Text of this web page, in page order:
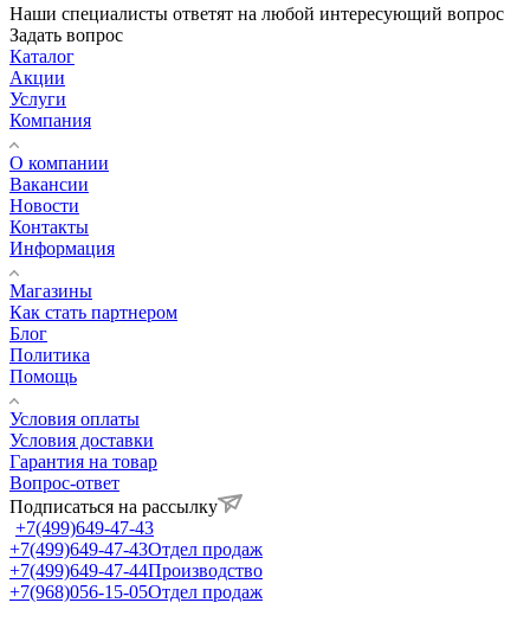
Наши специалисты ответят на любой интересующий вопрос
Задать вопрос
Каталог
Акции
Услуги
Компания
О компании
Вакансии
Новости
Контакты
Информация
Магазины
Как стать партнером
Блог
Политика
Помощь
Условия оплаты
Условия доставки
Гарантия на товар
Вопрос-ответ
Подписаться на рассылку
+7(499)649-47-43
+7(499)649-47-43Отдел продаж
+7(499)649-47-44Производство
+7(968)056-15-05Отдел продаж